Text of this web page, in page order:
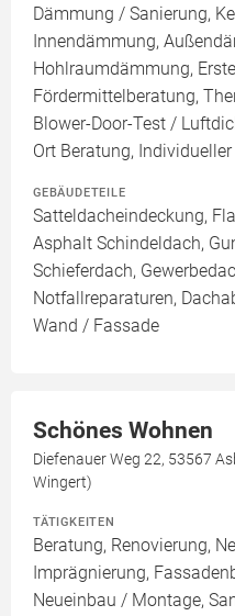
Dämmung / Sanierung,
Innendämmung,
Hohlraumdämmung,
Fördermittelberatung,
Blower-Door-Test /
Ort Beratung,
GEBÄUDETEILE
Satteldacheindeckung,
Asphalt Schindeldach,
Schieferdach,
Notfallreparaturen,
Wand / Fassade
Schönes Wohnen
Diefenauer Weg 22, 53567
Wingert)
TÄTIGKEITEN
Beratung, Renovierung,
Imprägnierung,
Neueinbau / Montage,